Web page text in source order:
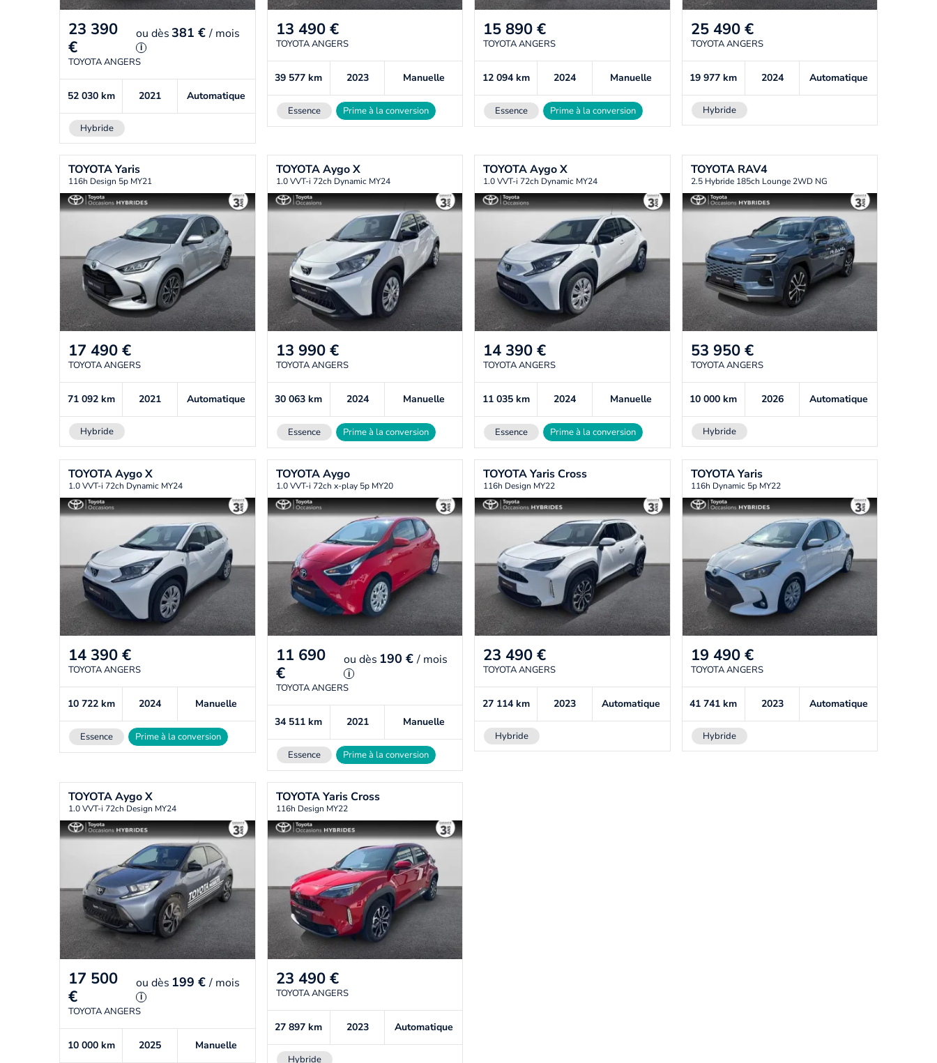
23 390
€
oudès381 €/ mois
i
TOYOTA ANGERS
52 030 km 2021 Automatique
Hybride
13 490 €
TOYOTA ANGERS
39 577km 2023 Manuelle
Essence Prime à la conversion
15 890 €
TOYOTA ANGERS
12 094 km 2024 Manuelle
Essence Prime à la conversion
25 490 €
TOYOTA ANGERS
19 977km 2024 Automatique
Hybride
TOYOTAYaris
116h Design 5p MY21
17 490 €
TOYOTA ANGERS
71 092 km 2021 Automatique
Hybride
TOYOTAAygo X
1.0 VVT-i 72ch Dynamic MY24
13 990 €
TOYOTA ANGERS
30 063km 2024 Manuelle
Essence Prime à la conversion
TOYOTAAygo X
1.0 VVT-i 72ch Dynamic MY24
14 390 €
TOYOTA ANGERS
11 035 km 2024 Manuelle
Essence Prime à la conversion
TOYOTA RAV4
2.5 Hybride 185ch Lounge 2WD NG
53 950 €
TOYOTA ANGERS
10 000km 2026 Automatique
Hybride
TOYOTAAygo X
1.0 VVT-i 72ch Dynamic MY24
14 390 €
TOYOTA ANGERS
10 722 km 2024 Manuelle
Essence Prime à la conversion
TOYOTAAygo
1.0 VVT-i 72ch x-play 5p MY20
11 690
€
ou dès 190 €/ mois
i
TOYOTA ANGERS
34 511km 2021 Manuelle
Essence Prime à la conversion
TOYOTAYaris Cross
116h Design MY22
23 490 €
TOYOTA ANGERS
27 114 km 2023 Automatique
Hybride
TOYOTAYaris
116h Dynamic 5p MY22
19 490 €
TOYOTA ANGERS
41 741km 2023 Automatique
Hybride
TOYOTAAygo X
1.0 VVT-i 72ch Design MY24
17 500
€
oudès 199 €/ mois
i
TOYOTA ANGERS
10 000 km 2025 Manuelle
TOYOTAYaris Cross
116h Design MY22
23 490 €
TOYOTA ANGERS
27 897km 2023 Automatique
Hybride